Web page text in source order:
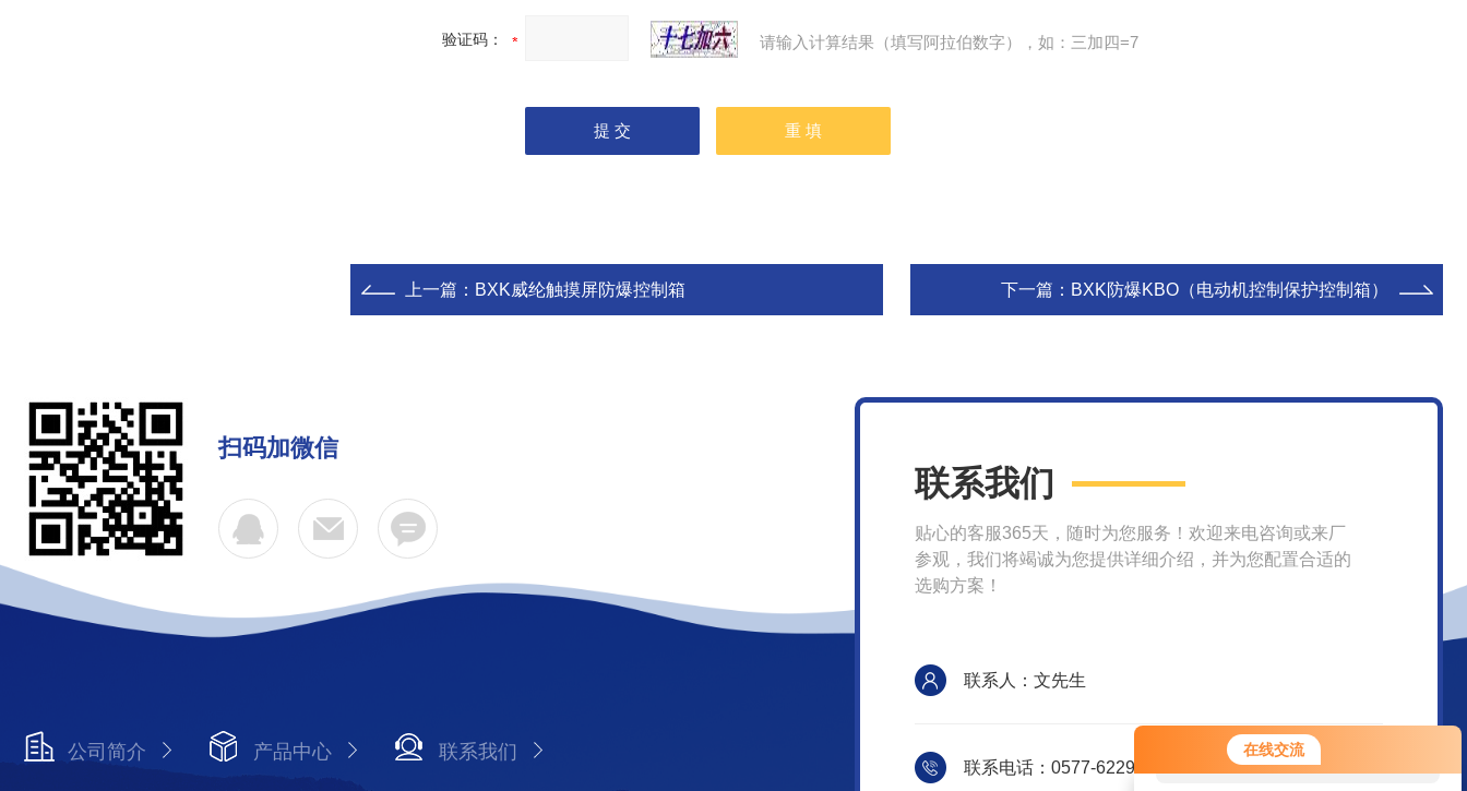
在线交流
您好！欢迎前来咨询，很高兴为您
服务，请问您要咨询什么问题呢？
验证码： 请输入计算结果（填写阿拉伯数字），如：三加四=7
上一篇： BXK威纶触摸屏防爆控制箱 下一篇： BXK防爆KBO（电动机控制保护控制箱）
扫码加微信
公司简介 产品中心 联系我们
联系我们
贴心的客服365天，随时为您服务！欢迎来电咨询或来厂
参观，我们将竭诚为您提供详细介绍，并为您配置合适的
选购方案！
联系人：文先生
联系电话：0577-62299916